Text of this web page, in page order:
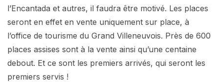
l’Encantada et autres, il faudra être motivé. Les places
seront en effet en vente uniquement sur place, à
l’office de tourisme du Grand Villeneuvois. Près de 600
places assises sont à la vente ainsi qu’une centaine
debout. Et ce sont les premiers arrivés, qui seront les
premiers servis !